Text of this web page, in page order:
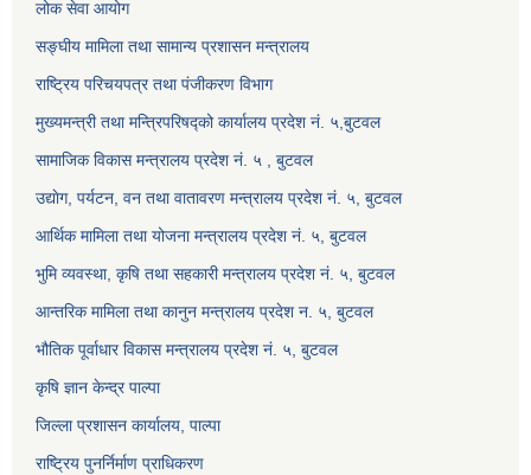
लोक सेवा आयोग
सङ्घीय मामिला तथा सामान्य प्रशासन मन्त्रालय
राष्ट्रिय परिचयपत्र तथा पंजीकरण विभाग
मुख्यमन्त्री तथा मन्त्रिपरिषद्को कार्यालय प्रदेश नं. ५,बुटवल
सामाजिक विकास मन्त्रालय प्रदेश नं. ५ , बुटवल
उद्याेग, पर्यटन, वन तथा वातावरण मन्त्रालय प्रदेश नं. ५, बुटवल
आर्थिक मामिला तथा योजना मन्त्रालय प्रदेश नं. ५, बुटवल
भुमि व्यवस्था, कृषि तथा सहकारी मन्त्रालय प्रदेश नं. ५, बुटवल
आन्तरिक मामिला तथा कानुन मन्त्रालय प्रदेश न. ५, बुटवल
भौतिक पूर्वाधार विकास मन्त्रालय प्रदेश नं. ५, बुटवल
कृषि ज्ञान केन्द्र पाल्पा
जिल्ला प्रशासन कार्यालय, पाल्पा
राष्ट्रिय पुनर्निर्माण प्राधिकरण